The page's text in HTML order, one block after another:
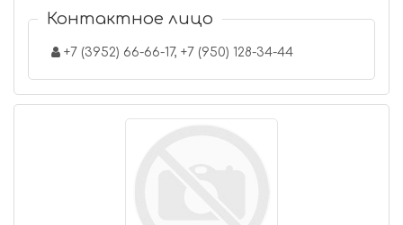
Контактное лицо
+7 (3952) 66-66-17, +7 (950) 128-34-44